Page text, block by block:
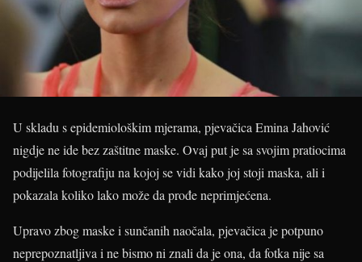
U skladu s epidemiološkim mjerama, pjevačica Emina Jahović
nigdje ne ide bez zaštitne maske. Ovaj put je sa svojim pratiocima
podijelila fotografiju na kojoj se vidi kako joj stoji maska, ali i
pokazala koliko lako može da prođe neprimjećena.
Upravo zbog maske i sunčanih naočala, pjevačica je potpuno
neprepoznatljiva i ne bismo ni znali da je ona, da fotka nije sa